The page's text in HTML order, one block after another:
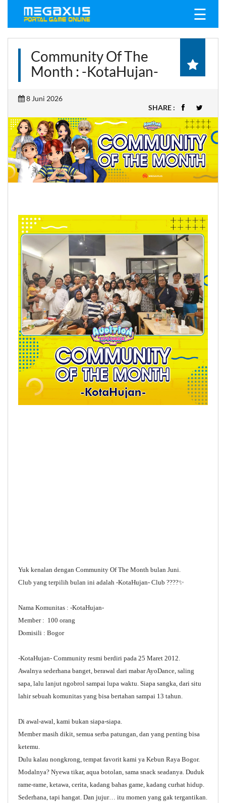
☰
Community Of The
Month : -KotaHujan-
8 Juni 2026
SHARE :
Yuk kenalan dengan Community Of The Month bulan Juni.
Club yang terpilih bulan ini adalah -KotaHujan- Club ????✨
Nama Komunitas : -KotaHujan-
Member : 100 orang
Domisili : Bogor
-KotaHujan- Community resmi berdiri pada 25 Maret 2012.
Awalnya sederhana banget, berawal dari mabar AyoDance, saling
sapa, lalu lanjut ngobrol sampai lupa waktu. Siapa sangka, dari situ
lahir sebuah komunitas yang bisa bertahan sampai 13 tahun.
Di awal-awal, kami bukan siapa-siapa.
Member masih dikit, semua serba patungan, dan yang penting bisa
ketemu.
Dulu kalau nongkrong, tempat favorit kami ya Kebun Raya Bogor.
Modalnya? Nyewa tikar, aqua botolan, sama snack seadanya. Duduk
rame-rame, ketawa, cerita, kadang bahas game, kadang curhat hidup.
Sederhana, tapi hangat. Dan jujur… itu momen yang gak tergantikan.